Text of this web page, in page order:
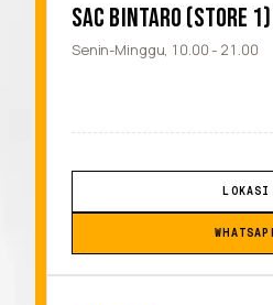
SAC BINTARO (STORE
Senin-Minggu, 10.00 - 21.00
LOKASI